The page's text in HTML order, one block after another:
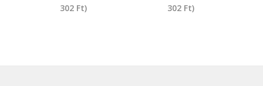
302 Ft)
302 Ft)